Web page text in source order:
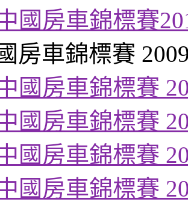
國房車錦標賽
房車錦標賽
國房車錦標賽
國房車錦標賽
國房車錦標賽
國房車錦標賽